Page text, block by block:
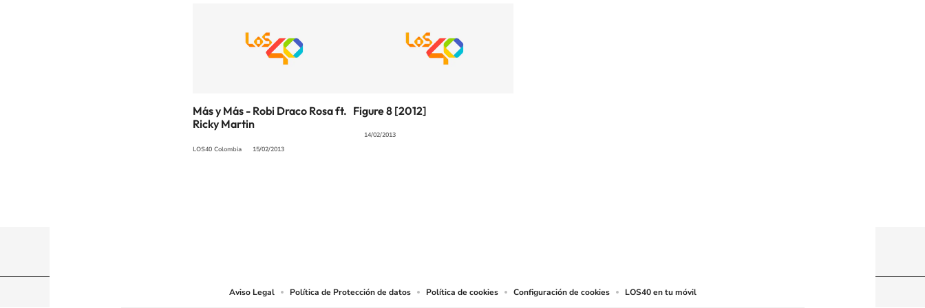
Más y Más - Robi Draco Rosa ft.
Ricky Martin
LOS40 Colombia 15/02/2013
Figure 8 [2012]
14/02/2013
Aviso Legal Política de Protección de datos Política de cookies Configuración de cookies LOS40 en tu móvil